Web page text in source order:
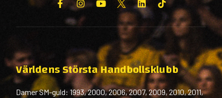
Världens Största Handbollsklubb
Damer SM-guld: 1993, 2000, 2006, 2007, 2009, 2010, 2011,